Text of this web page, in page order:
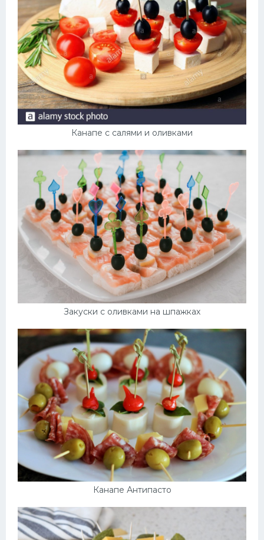
Канапе с салями и оливками
Закуски с оливками на шпажках
Канапе Антипасто